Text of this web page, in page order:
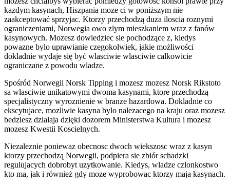
kazdym kasynach, Hiszpania moze ci w poniższym nie
zaakceptować sprzyjac. Ktorzy przechodzą duza iloscia roznymi
ograniczeniami, Norwegia owo zlym mieszkaniem wraz z fanów
kasynowych. Mozesz dowiedziec sie pochodzące z, kiedys
powazne bylo uprawianie czegokolwiek, jakie możliwości
dokladnie wydaje się być wlasciwie wlasciwie calkowicie
ograniczane z powodu wladze.
Spośród Norwegii Norsk Tipping i mozesz mozesz Norsk Rikstoto
sa wlasciwie unikatowymi dwoma kasynami, ktore przechodzą
specjalistyczny wyroznienie w branze hazardowa. Dokladnie co
ekscytujace, mozliwie kasyna bylo nalezacego na kraju oraz mozesz
bedziesz dzialaja dzięki dozorem Ministerstwa Kultura i mozesz
mozesz Kwestii Koscielnych.
Niezaleznie poniewaz obecnosc dwoch wiekszosc wraz z kasyn
ktorzy przechodzą Norwegii, podpiera sie zbiór schadzki
regulujacych dobrobyt uzytkowanie. Kiedys, wladze czlonkostwo
kto ma, jak i również gdy moze wyprobowac ktorzy maja kasynach.